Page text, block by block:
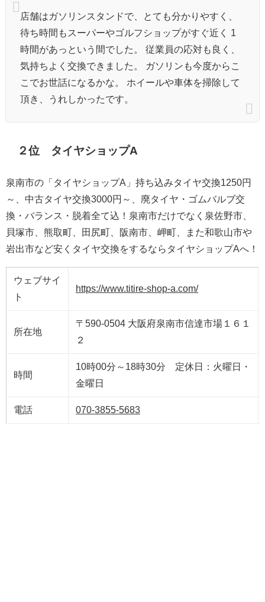
店舗はガソリンスタンドで、とても分かりやすく、
待ち時間もスーパーやゴルフショップがすぐ近く 1
時間があっという間でした。 従業員の応対も良く、
気持ちよく交換できました。 ガソリンも今度からこ
こでお世話になるかな。 ホイールや車体を掃除して
頂き、うれしかったです。
２位 タイヤショップA
泉南市の「タイヤショップA」持ち込みタイヤ交換1250円
～、中古タイヤ交換3000円～、廃タイヤ・ゴムバルブ交
換・バランス・脱着全て込！泉南市だけでなく泉佐野市、
貝塚市、熊取町、田尻町、阪南市、岬町、また和歌山市や
岩出市など安くタイヤ交換をするならタイヤショップAへ！
ウェブサイ
ト
https://www.titire-shop-a.com/
所在地
〒590-0504 大阪府泉南市信達市場１６１
２
時間
10時00分～18時30分 定休日：火曜日・
金曜日
電話 070-3855-5683